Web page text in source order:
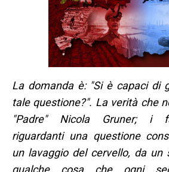
La domanda è: "Si è capaci di
tale questione?". La verità che
"Padre" Nicola Gruner; i
riguardanti una questione
un lavaggio del cervello, da un
qualche cosa che ogni